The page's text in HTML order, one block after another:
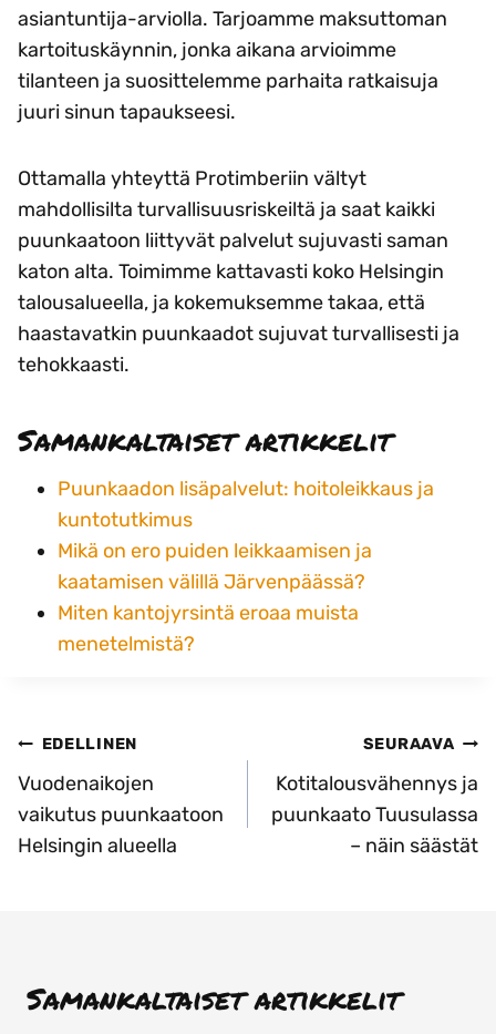
asiantuntija-arviolla. Tarjoamme maksuttoman
kartoituskäynnin, jonka aikana arvioimme
tilanteen ja suosittelemme parhaita ratkaisuja
juuri sinun tapaukseesi.
Ottamalla yhteyttä Protimberiin vältyt
mahdollisilta turvallisuusriskeiltä ja saat kaikki
puunkaatoon liittyvät palvelut sujuvasti saman
katon alta. Toimimme kattavasti koko Helsingin
talousalueella, ja kokemuksemme takaa, että
haastavatkin puunkaadot sujuvat turvallisesti ja
tehokkaasti.
Samankaltaiset artikkelit
Puunkaadon lisäpalvelut: hoitoleikkaus ja
kuntotutkimus
Mikä on ero puiden leikkaamisen ja
kaatamisen välillä Järvenpäässä?
Miten kantojyrsintä eroaa muista
menetelmistä?
Artikkelien
selaus
EDELLINEN
Vuodenaikojen
vaikutus puunkaatoon
Helsingin alueella
SEURAAVA
Kotitalousvähennys ja
puunkaato Tuusulassa
– näin säästät
Samankaltaiset artikkelit